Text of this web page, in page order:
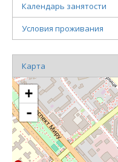
Календарь занятости
Условия проживания
Карта
+
-